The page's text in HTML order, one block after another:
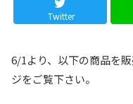
Twitter
6/1より、以下の商品を
ジをご覧下さい。